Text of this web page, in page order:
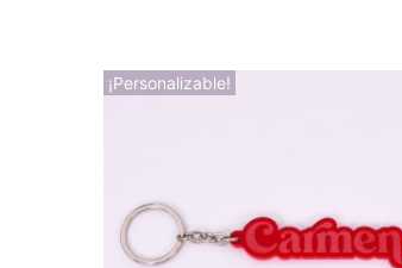
¡Personalizable!